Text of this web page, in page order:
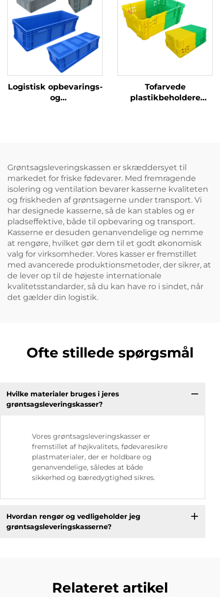
Logistisk opbevarings-
og
Tofarvede
plastikbeholdere
Grøntsagsleveringskassen er skræddersyet til
markedet for friske fødevarer. Med fremragende
isolering og ventilation bevarer kasserne kvaliteten
og friskheden af grøntsagerne under transport. Vi
har designede kasserne, så de kan stables og er
pladseffektive, både til opbevaring og transport.
Kasserne er desuden genanvendelige og nemme
at rengøre, hvilket gør dem til et godt økonomisk
valg for virksomheder. Vores kasser er fremstillet
med avancerede produktionsmetoder, der sikrer, at
de lever op til de højeste internationale
kvalitetsstandarder, så du kan have ro i sindet, når
det gælder din logistik.
Ofte stillede spørgsmål
Hvilke materialer bruges i jeres
grøntsagsleveringskasser?
Vores grøntsagsleveringskasser er
fremstillet af højkvalitets, fødevaresikre
plastmaterialer, der er holdbare og
genanvendelige, således at både
sikkerhed og bæredygtighed sikres.
Hvordan rengør og vedligeholder jeg
grøntsagsleveringskasserne?
Relateret artikel